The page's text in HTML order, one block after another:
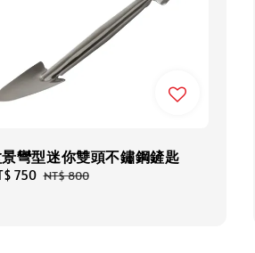
彎型迷你雙頭不鏽鋼鏟匙
750 Regular
NT$ 800